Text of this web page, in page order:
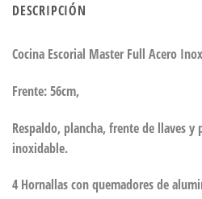
DESCRIPCIÓN
Cocina Escorial Master Full Acero
Frente: 56cm,
Respaldo, plancha, frente de llaves y
inoxidable.
4 Hornallas con quemadores de